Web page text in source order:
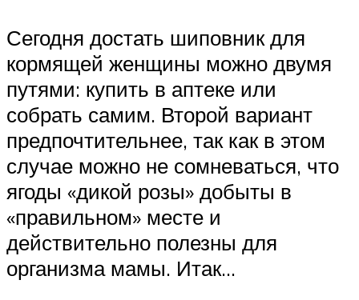
Сегодня достать шиповник для
кормящей женщины можно двумя
путями: купить в аптеке или
собрать самим. Второй вариант
предпочтительнее, так как в этом
случае можно не сомневаться, что
ягоды «дикой розы» добыты в
«правильном» месте и
действительно полезны для
организма мамы. Итак…